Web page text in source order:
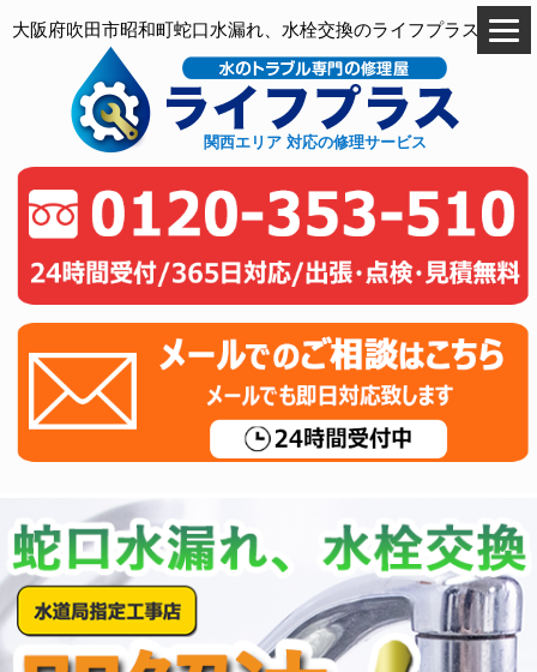
大阪府吹田市昭和町蛇口水漏れ、水栓交換のライフプラス
関西エリア 対応の修理サービス